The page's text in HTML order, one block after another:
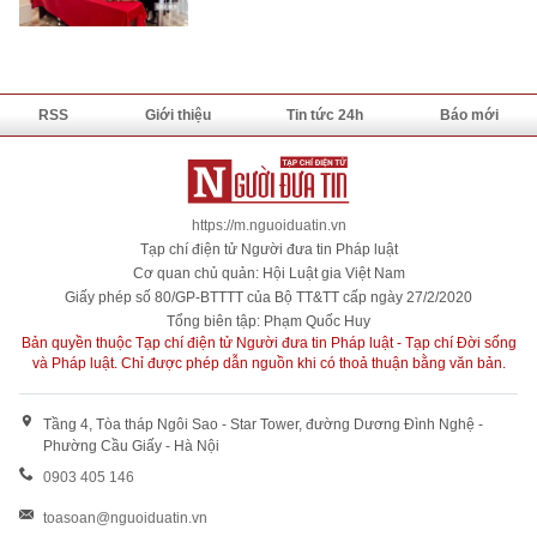
RSS Giới thiệu Tin tức 24h Báo mới
https://m.nguoiduatin.vn
Tạp chí điện tử Người đưa tin Pháp luật
Cơ quan chủ quản: Hội Luật gia Việt Nam
Giấy phép số 80/GP-BTTTT của Bộ TT&TT cấp ngày 27/2/2020
Tổng biên tập: Phạm Quốc Huy
Bản quyền thuộc Tạp chí điện tử Người đưa tin Pháp luật - Tạp chí Đời sống
và Pháp luật. Chỉ được phép dẫn nguồn khi có thoả thuận bằng văn bản.
Tầng 4, Tòa tháp Ngôi Sao - Star Tower, đường Dương Đình Nghệ -
Phường Cầu Giấy - Hà Nội
0903 405 146
toasoan@nguoiduatin.vn